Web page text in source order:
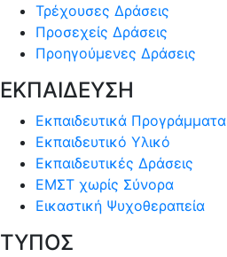
Τρέχουσες Δράσεις
Προσεχείς Δράσεις
Προηγούμενες Δράσεις
ΕΚΠΑΙΔΕΥΣΗ
Εκπαιδευτικά Προγράμματα
Εκπαιδευτικό Υλικό
Εκπαιδευτικές Δράσεις
ΕΜΣΤ χωρίς Σύνορα
Εικαστική Ψυχοθεραπεία
ΤΥΠΟΣ